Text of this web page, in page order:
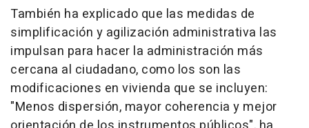
También ha explicado que las medidas de
simplificación y agilización administrativa las
impulsan para hacer la administración más
cercana al ciudadano, como los son las
modificaciones en vivienda que se incluyen:
"Menos dispersión, mayor coherencia y mejor